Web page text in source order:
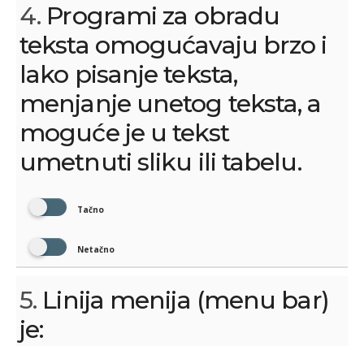
4. Programi za obradu
teksta omogućavaju brzo i
lako pisanje teksta,
menjanje unetog teksta, a
moguće je u tekst
umetnuti sliku ili tabelu.
Tačno
Netačno
5. Linija menija (menu bar)
je: